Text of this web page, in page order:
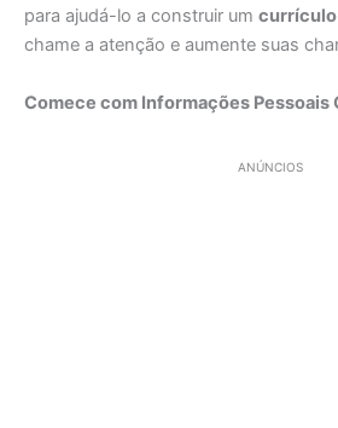
para ajudá-lo a construir um
chame a atenção e aumente suas
Comece com Informações Pessoais
ANÚNCIOS